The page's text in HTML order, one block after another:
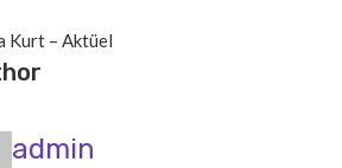
Kurt – Aktüel
admin